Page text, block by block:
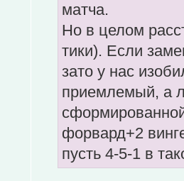
матча.
Но в целом
тики). Если
зато у нас
приемлемый, а
форвард+2
пусть 4-5-1 в